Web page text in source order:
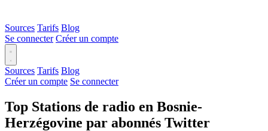
Sources Tarifs Blog
Se connecter Créer un compte
Sources Tarifs Blog
Créer un compte Se connecter
Top Stations de radio en Bosnie-
Herzégovine par abonnés Twitter